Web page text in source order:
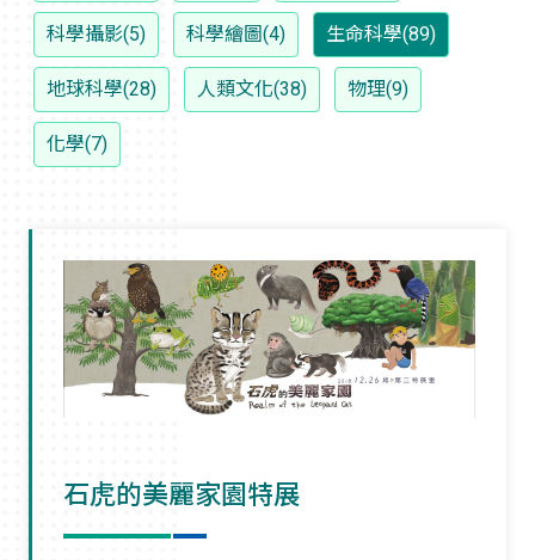
科學攝影(5) 科學繪圖(4) 生命科學(89)
地球科學(28) 人類文化(38) 物理(9)
化學(7)
石虎的美麗家園特展